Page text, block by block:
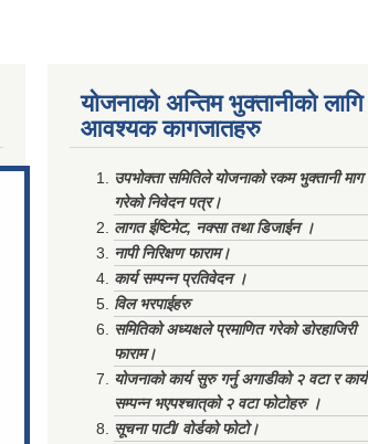
योजनाको अन्तिम भुक्तानीको लागि
आवश्यक कागजातहरु
उपभोक्ता समितिले योजनाको रकम भुक्तानी माग
गरेको निवेदन पत्र।
लागत ईष्टिमेट, नक्सा तथा डिजाईन ।
नापी निरिक्षण फाराम।
कार्य सम्पन्न प्रतिवेदन ।
विल भरपाईहरु
समितिको अध्यक्षले प्रमाणित गरेको डोरहाजिरी
फाराम।
योजनाको कार्य सुरु गर्नु अगाडीको २ वटा र कार्य
सम्पन्न भएपश्चात्‌को २ वटा फोटोहरु ।
सूचना पाटी/ वोर्डको फोटो।